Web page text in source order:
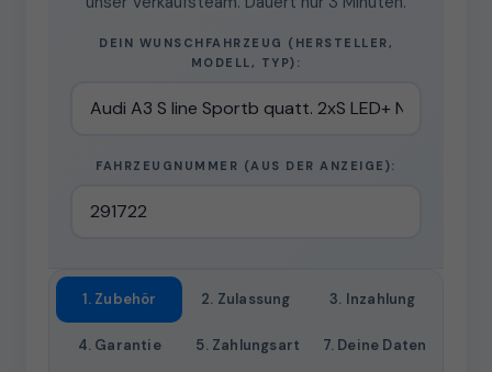
DEIN WUNSCHFAHRZEUG (HERSTELLER,
MODELL, TYP):
FAHRZEUGNUMMER (AUS DER ANZEIGE):
1. Zubehör 2. Zulassung 3. Inzahlung
4. Garantie 5. Zahlungsart 7. Deine Daten